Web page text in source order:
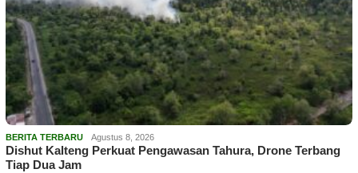
BERITA TERBARU Agustus 8, 2026
Dishut Kalteng Perkuat Pengawasan Tahura, Drone Terbang
Tiap Dua Jam